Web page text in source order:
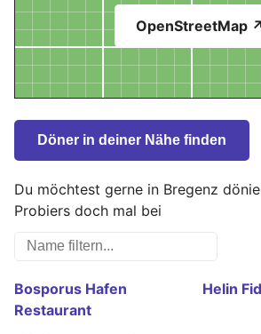
OpenStreetMap ↗
Döner in deiner Nähe finden
Du möchtest gerne in Bregenz
Probiers doch mal bei
Bosporus Hafen
Restaurant
Helin